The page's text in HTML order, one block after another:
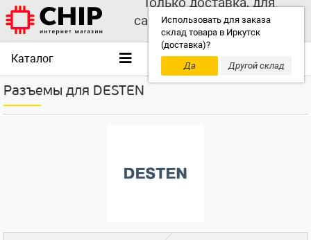
Использовать для заказа
склад товара в Иркутск
(доставка)?
Да
Другой склад
самовывоза выбирайте
другой склад!
Каталог
Разъемы для DESTEN